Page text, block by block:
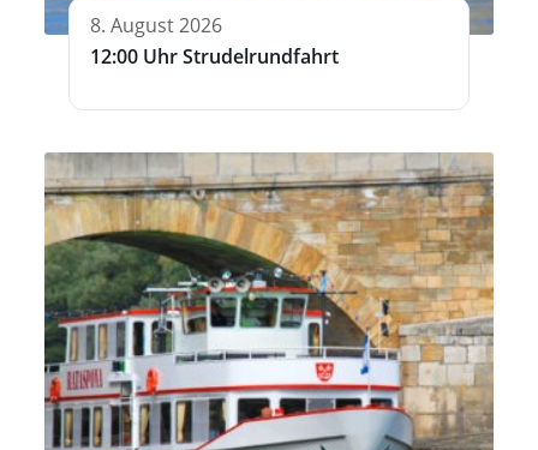
8. August 2026
12:00 Uhr Strudelrundfahrt